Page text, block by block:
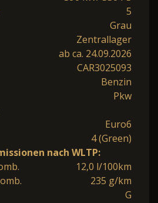
5
Grau
Zentrallager
ab ca. 24.09.2026
CAR3025093
Benzin
Pkw
Euro6
4 (Green)
nach WLTP:
12,0 l/100km
235 g/km
G